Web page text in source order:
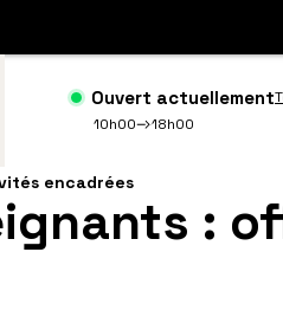
les cookies
la
Ouvert actuellement
10h00
18h00
encadrées
: